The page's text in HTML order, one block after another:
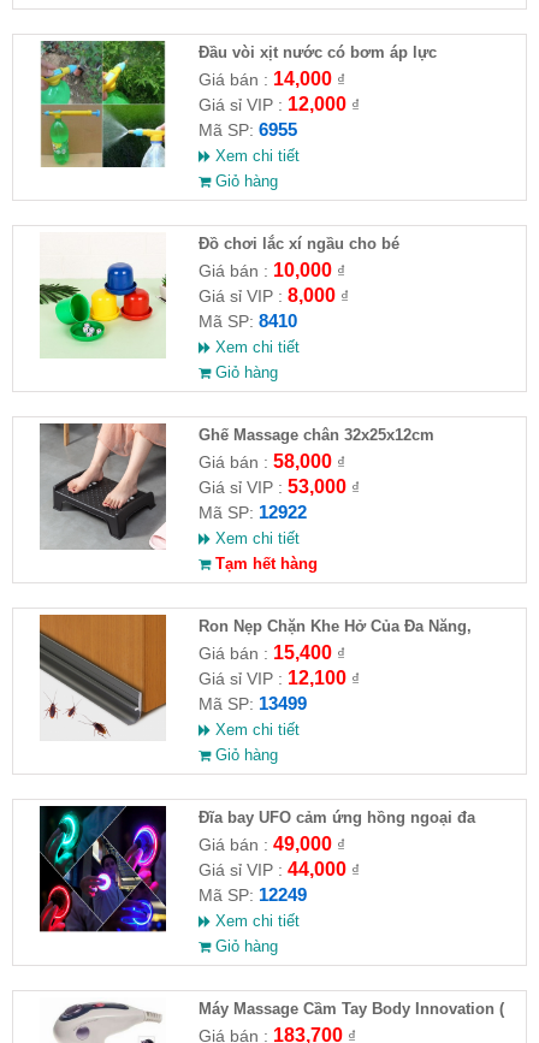
Đầu vòi xịt nước có bơm áp lực
Giá bán : 14,000₫
Giá sỉ VIP : 12,000₫
Mã SP: 6955
Xem chi tiết
Giỏ hàng
Đồ chơi lắc xí ngầu cho bé
Giá bán : 10,000₫
Giá sỉ VIP : 8,000₫
Mã SP: 8410
Xem chi tiết
Giỏ hàng
Ghế Massage chân 32x25x12cm
Giá bán : 58,000₫
Giá sỉ VIP : 53,000₫
Mã SP: 12922
Xem chi tiết
Tạm hết hàng
Ron Nẹp Chặn Khe Hở Của Đa Năng,
Chống Côn Trùng( HĐ )
Giá bán : 15,400₫
Giá sỉ VIP : 12,100₫
Mã SP: 13499
Xem chi tiết
Giỏ hàng
Đĩa bay UFO cảm ứng hồng ngoại đa
chiều tự động bay về
Giá bán : 49,000₫
Giá sỉ VIP : 44,000₫
Mã SP: 12249
Xem chi tiết
Giỏ hàng
Máy Massage Cầm Tay Body Innovation (
HĐ )
Giá bán : 183,700₫